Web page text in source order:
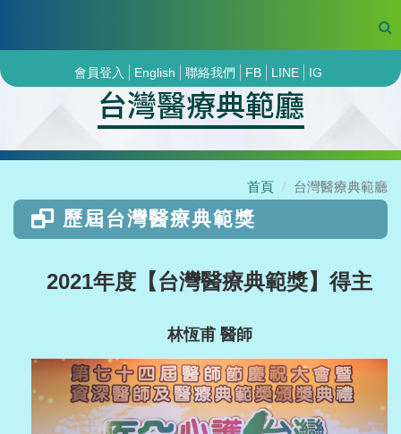
會員登入 English 聯絡我們 FB LINE IG
台灣醫療典範廳
首頁 台灣醫療典範廳
歷屆台灣醫療典範獎
2021年度【台灣醫療典範獎】得主
林恆甫 醫師